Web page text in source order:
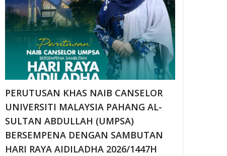
PERUTUSAN KHAS NAIB CANSELOR
UNIVERSITI MALAYSIA PAHANG AL-
SULTAN ABDULLAH (UMPSA)
BERSEMPENA DENGAN SAMBUTAN
HARI RAYA AIDILADHA 2026/1447H